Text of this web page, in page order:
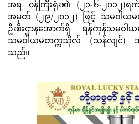
အရ ၀န်ကြီးရုံး၏ (၂၁-၆-၂၀၁၂)ရက်
အမှတ် (၂၉/၂၀၁၂) ဖြင့် သမဝါယမ
ဦးစီးဌာနအောက်ရှိ ရန်ကုန်သမဝ
သမဝါယမတက္ကသိုလ် (သန်လျင်)
သည်။